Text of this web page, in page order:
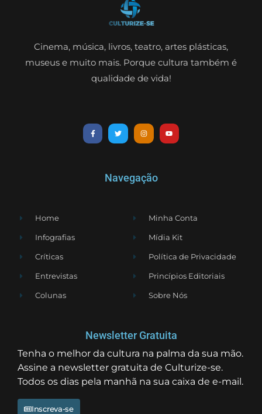
Cinema, música, livros, teatro, artes plásticas,
museus e muito mais. Porque cultura também é
qualidade de vida!
Navegação
Home
Infografias
Críticas
Entrevistas
Colunas
Minha Conta
Mídia Kit
Política de Privacidade
Princípios Editoriais
Sobre Nós
Newsletter Gratuita
Tenha o melhor da cultura na palma da sua mão.
Assine a newsletter gratuita de Culturize-se.
Todos os dias pela manhã na sua caixa de e-mail.
Inscreva-se